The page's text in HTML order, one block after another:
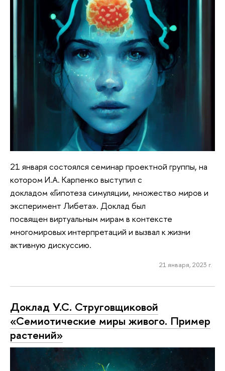
21 января состоялся семинар проектной группы, на
котором И.А. Карпенко выступил с
докладом «Гипотеза симуляции, множество миров и
эксперимент Либета». Доклад был
посвящен виртуальным мирам в контексте
многомировых интерпретаций и вызвал к жизни
активную дискуссию.
21 января, 2023 г.
Доклад У.С. Струговщиковой
«Семиотические миры живого. Пример
растений»